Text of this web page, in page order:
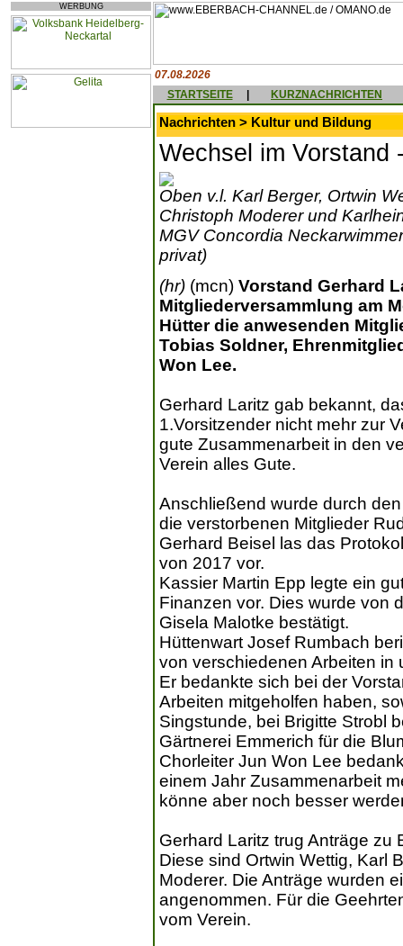
WERBUNG
07.08.2026
STARTSEITE
KURZNACHRICHTEN
Nachrichten > Kultur und Bildung
Wechsel im Vorstand
Oben v.l. Karl Berger, Ortwin
Christoph Moderer und
MGV Concordia
privat)
(hr) (mcn) Vorstand Gerhard
Mitgliederversammlung am
Hütter die anwesenden
Tobias Soldner,
Won Lee.
Gerhard Laritz gab bekannt,
1.Vorsitzender nicht mehr zur
gute Zusammenarbeit in den
Verein alles Gute.
Anschließend wurde durch
die verstorbenen Mitglieder
Gerhard Beisel las das
von 2017 vor.
Kassier Martin Epp legte ein
Finanzen vor. Dies wurde von
Gisela Malotke bestätigt.
Hüttenwart Josef Rumbach
von verschiedenen Arbeiten in
Er bedankte sich bei der
Arbeiten mitgeholfen haben,
Singstunde, bei Brigitte Strobl
Gärtnerei Emmerich für die
Chorleiter Jun Won Lee
einem Jahr Zusammenarbeit
könne aber noch besser
Gerhard Laritz trug Anträge zu
Diese sind Ortwin Wettig, Karl
Moderer. Die Anträge wurden
angenommen. Für die
vom Verein.